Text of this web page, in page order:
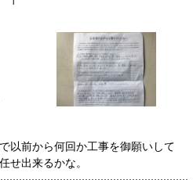
以前から何回か工事を御願いして
せ出来るかな。